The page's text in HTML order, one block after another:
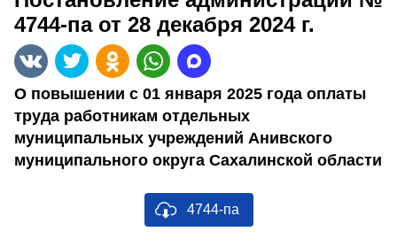
4744-па от 28 декабря 2024 г.
О повышении с 01 января 2025 года оплаты
труда работникам отдельных
муниципальных учреждений Анивского
муниципального округа Сахалинской области
4744-па